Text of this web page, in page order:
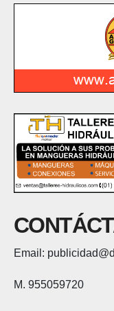
Email:
M. 955059720